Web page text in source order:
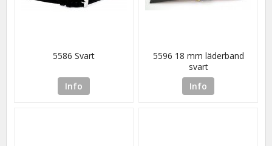
5586 Svart
Info
5596 18 mm läderband
svart
Info